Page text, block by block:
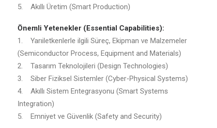
5. Akıllı Üretim (Smart Production)
Önemli Yetenekler (Essential Capabilities):
1. Yarıiletkenlerle ilgili Süreç, Ekipman ve Malzemeler
(Semiconductor Process, Equipment and Materials)
2. Tasarım Teknolojileri (Design Technologies)
3. Siber Fiziksel Sistemler (Cyber-Physical Systems)
4. Akıllı Sistem Entegrasyonu (Smart Systems
Integration)
5. Emniyet ve Güvenlik (Safety and Security)